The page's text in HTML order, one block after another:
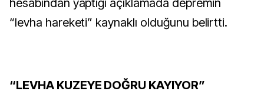
hesabından yaptığı açıklamada depremin
“levha hareketi” kaynaklı olduğunu belirtti.
“LEVHA KUZEYE DOĞRU KAYIYOR”